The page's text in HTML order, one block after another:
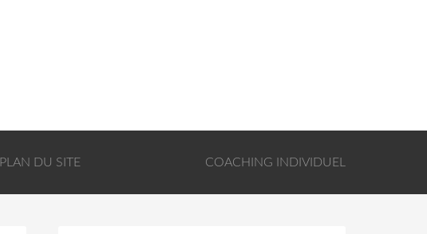
PLAN DU SITE COACHING INDIVIDUEL